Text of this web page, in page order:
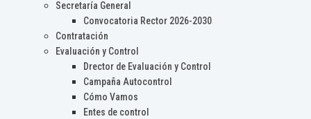
Secretaría General
Convocatoria Rector 2026-2030
Contratación
Evaluación y Control
Drector de Evaluación y Control
Campaña Autocontrol
Cómo Vamos
Entes de control